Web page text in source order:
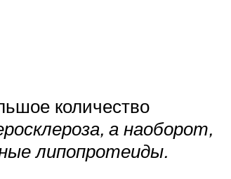
количество
а наоборот,
липопротеиды.